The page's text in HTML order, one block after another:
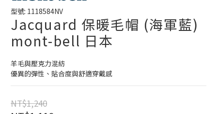
型號: 1118584NV
Jacquard 保暖毛帽 (海軍藍)
mont-bell 日本
羊毛與壓克力混紡
優異的彈性、貼合度與舒適穿戴感
NT$1,240